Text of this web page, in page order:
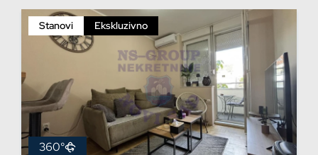
Stanovi Ekskluzivno
360°